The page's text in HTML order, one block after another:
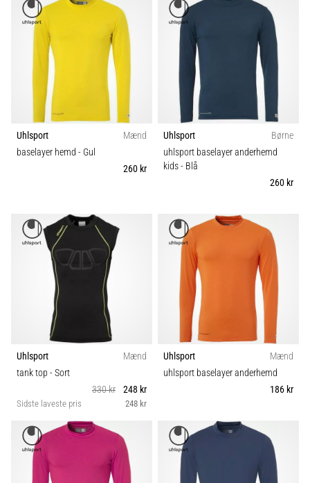
Uhlsport
Mænd
baselayer hemd - Gul
260 kr
Uhlsport
Børne
uhlsport baselayer anderhemd
kids- Blå
260 kr
Uhlsport
Mænd
tank top - Sort
330 kr
248 kr
Sidste laveste pris 248 kr
Uhlsport
Mænd
uhlsport baselayer anderhemd
186 kr